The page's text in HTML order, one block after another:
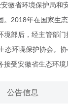
徽省环境保护局和
。2018年在国家生
境部后，经主管部
态环境保护协会。
受安徽省生态环境
公告信息